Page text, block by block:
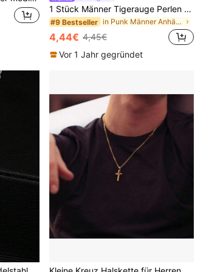
1 Stück Männer Tigerauge Perlen Square Mosaik Anhänger Halskette, Geeignet Für Den Täglichen Gebrauch
#9 Bestseller in Punk Männer Anhänger Halsketten
4,44€ 4,45€
Vor 1 Jahr gegründet